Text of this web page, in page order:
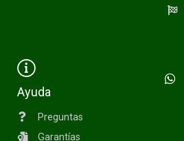
Ayuda
Preguntas
Garantías